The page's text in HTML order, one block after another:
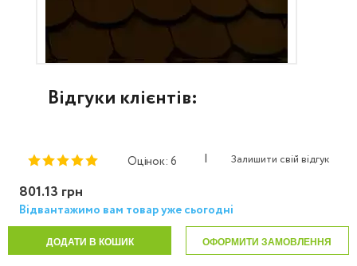
Відгуки клієнтів:
Оцінок: 6 | Залишити свій відгук
801.13 грн
Відвантажимо вам товар уже сьогодні
ДОДАТИ В КОШИК ОФОРМИТИ ЗАМОВЛЕННЯ